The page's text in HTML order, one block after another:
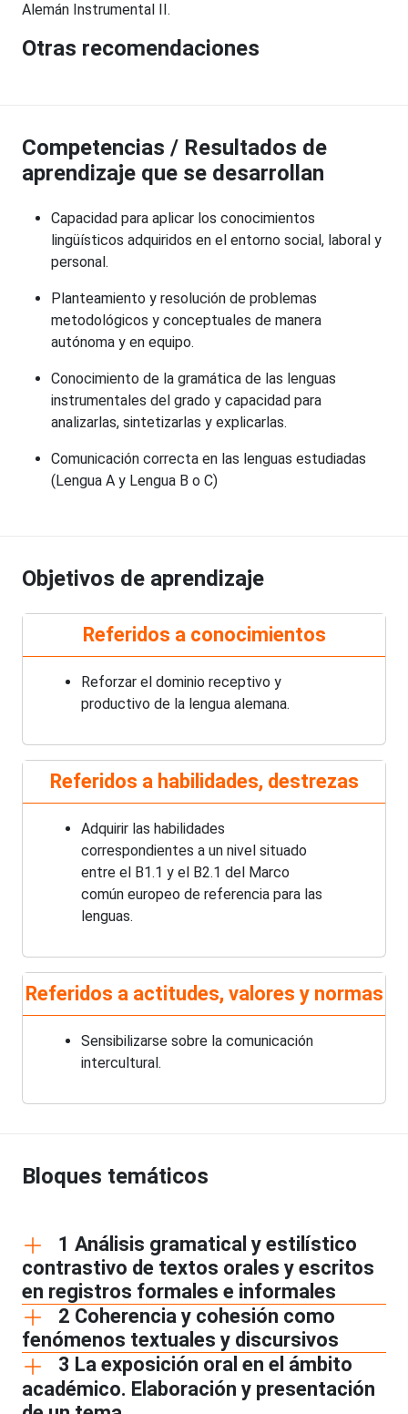
Alemán Instrumental II.
Otras recomendaciones
Competencias / Resultados de
aprendizaje que se desarrollan
Capacidad para aplicar los conocimientos
lingüísticos adquiridos en el entorno social, laboral y
personal.
Planteamiento y resolución de problemas
metodológicos y conceptuales de manera
autónoma y en equipo.
Conocimiento de la gramática de las lenguas
instrumentales del grado y capacidad para
analizarlas, sintetizarlas y explicarlas.
Comunicación correcta en las lenguas estudiadas
(Lengua A y Lengua B o C)
Objetivos de aprendizaje
Referidos a conocimientos
Reforzar el dominio receptivo y
productivo de la lengua alemana.
Referidos a habilidades, destrezas
Adquirir las habilidades
correspondientes a un nivel situado
entre el B1.1 y el B2.1 del Marco
común europeo de referencia para las
lenguas.
Referidos a actitudes, valores y normas
Sensibilizarse sobre la comunicación
intercultural.
Bloques temáticos
1 Análisis gramatical y estilístico
contrastivo de textos orales y escritos
en registros formales e informales
2 Coherencia y cohesión como
fenómenos textuales y discursivos
3 La exposición oral en el ámbito
académico. Elaboración y presentación